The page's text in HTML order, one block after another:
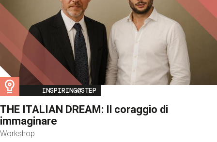
Image
INSPIRING@STEP
THE ITALIAN DREAM: Il coraggio di
immaginare
Workshop